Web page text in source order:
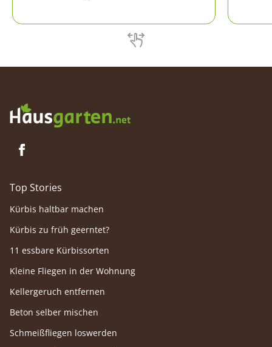
Top Stories
Kürbis haltbar machen
Kürbis zu früh geerntet?
11 essbare Kürbissorten
Kleine Fliegen in der Wohnung
Kellergeruch entfernen
Beton selber mischen
Schmeißfliegen loswerden